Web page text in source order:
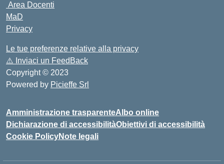
Area Docenti
MaD
Privacy
Le tue preferenze relative alla privacy
⚠️ Inviaci un FeedBack
Copyright © 2023
Powered by Picieffe Srl
Amministrazione trasparenteAlbo online
Dichiarazione di accessibilitàObiettivi di accessibilità
Cookie PolicyNote legali